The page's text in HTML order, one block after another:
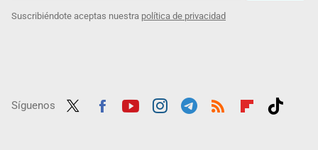
Suscribiéndote aceptas nuestra política de privacidad
Síguenos